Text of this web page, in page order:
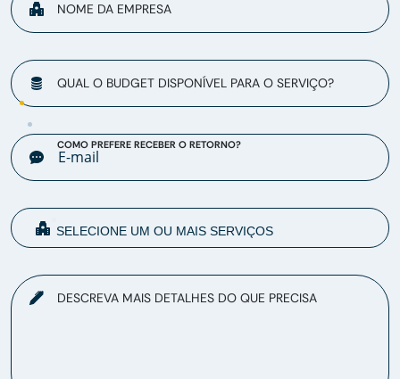
NOME DA EMPRESA
QUAL O BUDGET DISPONÍVEL PARA O SERVIÇO?
COMO PREFERE RECEBER O RETORNO?
DESCREVA MAIS DETALHES DO QUE PRECISA